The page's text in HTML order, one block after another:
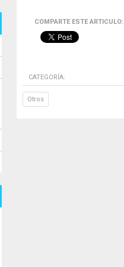
COMPARTE ESTE ARTICULO:
CATEGORÍA:
Otros